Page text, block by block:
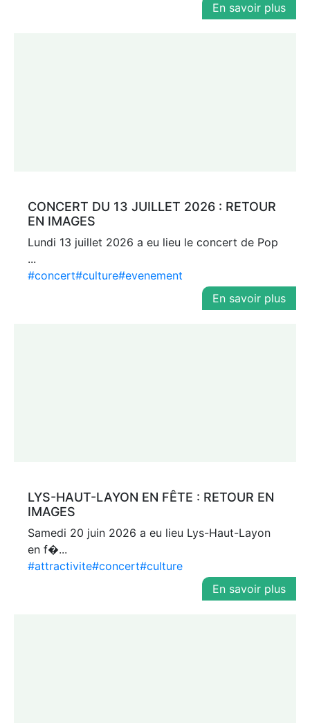
En savoir plus
CONCERT DU 13 JUILLET 2026 : RETOUR
EN IMAGES
Lundi 13 juillet 2026 a eu lieu le concert de Pop
...
#concert#culture#evenement
En savoir plus
LYS-HAUT-LAYON EN FÊTE : RETOUR EN
IMAGES
Samedi 20 juin 2026 a eu lieu Lys-Haut-Layon
en f�...
#attractivite#concert#culture
En savoir plus